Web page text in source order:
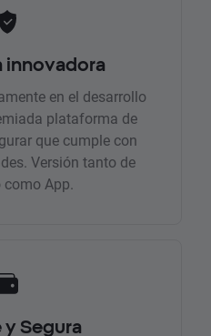
innovadora
en el desarrollo
plataforma de
que cumple con
Versión tanto de
como App.
Segura